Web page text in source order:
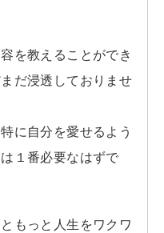
を教えることができ
だ浸透しておりませ
に自分を愛せるよう
１番必要なはずで
もっと人生をワクワ